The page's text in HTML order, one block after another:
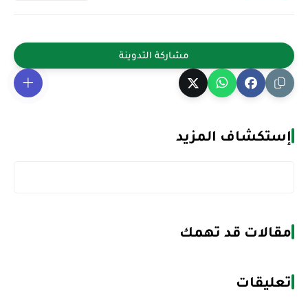
إستكشاف المزيد
مقالات قد تهمك
تعليقات